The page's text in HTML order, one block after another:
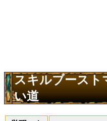
スキルブースト
い道